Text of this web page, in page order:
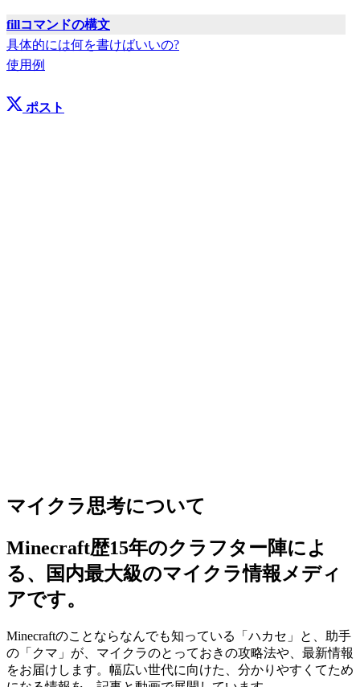
fillコマンドの構文
具体的には何を書けばいいの?
使用例
ポスト
マイクラ思考について
Minecraft歴15年のクラフター陣によ
る、国内最大級のマイクラ情報メディ
アです。
Minecraftのことならなんでも知っている「ハカセ」と、助手
の「クマ」が、マイクラのとっておきの攻略法や、最新情報
をお届けします。幅広い世代に向けた、分かりやすくてため